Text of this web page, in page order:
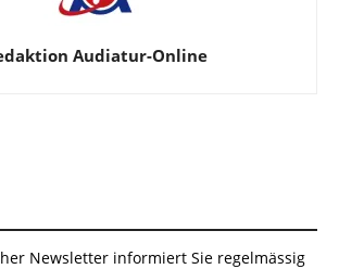
Audiatur-Online
Newsletter informiert Sie regelmässig